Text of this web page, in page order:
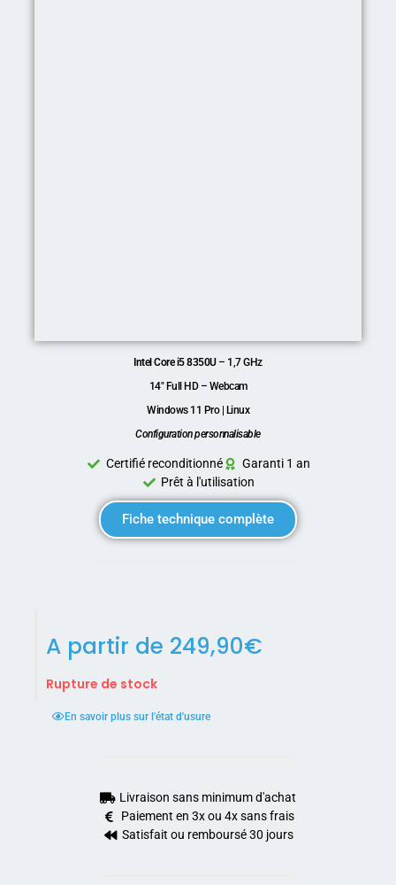
Intel Core i5 8350U– 1,7 GHz
14″ Full HD – Webcam
Windows 11 Pro | Linux
Configuration personnalisable
Certifié reconditionné
Garanti 1 an
Prêt à l'utilisation
Fiche technique complète
A partir de 249,90€
Rupture de stock
En savoir plus sur l'état d'usure
Livraison sans minimum d'achat
Paiement en 3x ou 4x sans frais
Satisfait ou remboursé 30 jours